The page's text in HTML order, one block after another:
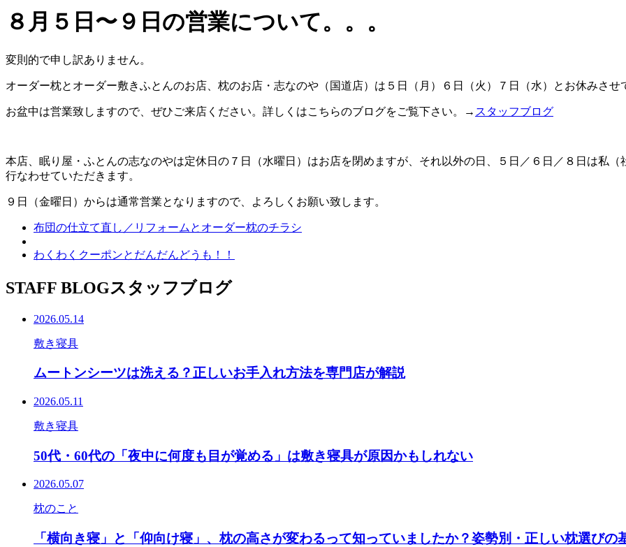
８月５日〜９日の営業について。。。
変則的で申し訳ありません。
オーダー枕とオーダー敷きふとんのお店、枕のお店・志なのや（国道店）は５日（月）６日（火）７日（水）とお休みさせ
お盆中は営業致しますので、ぜひご来店ください。詳しくはこちらのブログをご覧下さい。→ スタッフブログ
本店、眠り屋・ふとんの志なのやは定休日の７日（水曜日）はお店を閉めますが、それ以外の日、５日／６日／８日は私
行なわせていただきます。
９日（金曜日）からは通常営業となりますので、よろしくお願い致します。
布団の仕立て直し／リフォームとオーダー枕のチラシ
わくわくクーポンとだんだんどうも！！
STAFF BLOGスタッフブログ
2026.05.14
敷き寝具
ムートンシーツは洗える？正しいお手入れ方法を専門店が解説
2026.05.11
敷き寝具
50代・60代の「夜中に何度も目が覚める」は敷き寝具が原因かもしれない
2026.05.07
枕のこと
「横向き寝」と「仰向け寝」、枕の高さが変わるって知っていましたか？姿勢別・正しい枕選びの